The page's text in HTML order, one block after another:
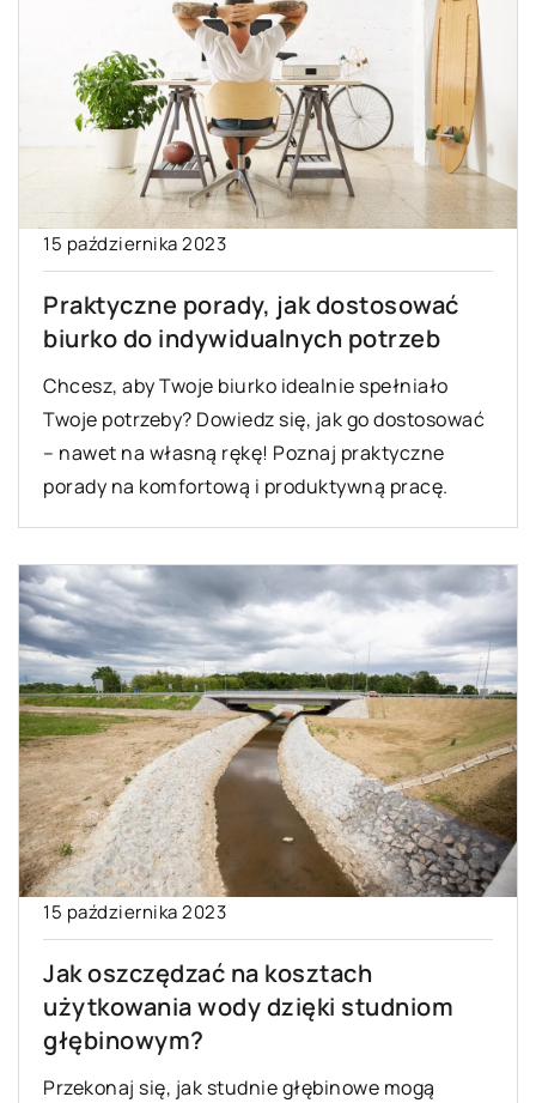
15 października 2023
Praktyczne porady, jak dostosować
biurko do indywidualnych potrzeb
Chcesz, aby Twoje biurko idealnie spełniało
Twoje potrzeby? Dowiedz się, jak go dostosować
– nawet na własną rękę! Poznaj praktyczne
porady na komfortową i produktywną pracę.
15 października 2023
Jak oszczędzać na kosztach
użytkowania wody dzięki studniom
głębinowym?
Przekonaj się, jak studnie głębinowe mogą